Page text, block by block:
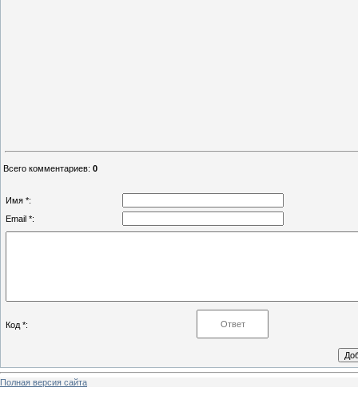
Всего комментариев: 0
Имя *:
Email *:
Код *:
Полная версия сайта